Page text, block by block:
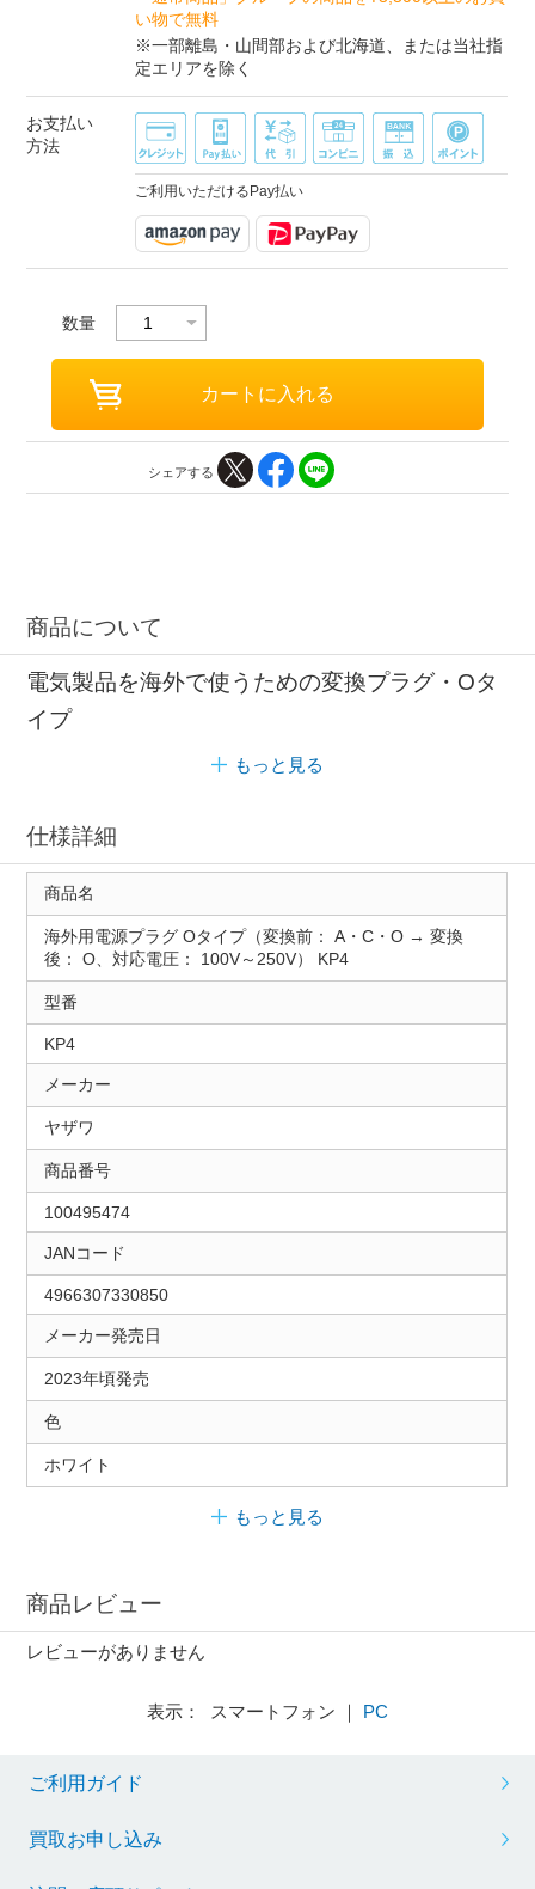
い物で無料
※一部離島・山間部および北海道、または当社指
定エリアを除く
お支払い
方法
ご利用いただけるPay払い
数量
シェアする
商品について
電気製品を海外で使うための変換プラグ・Oタ
イプ
もっと見る
仕様詳細
商品名
海外用電源プラグ Oタイプ（変換前： A・C・O → 変換
後： O、対応電圧： 100V～250V） KP4
型番
KP4
メーカー
ヤザワ
商品番号
100495474
JANコード
4966307330850
メーカー発売日
2023年頃発売
色
ホワイト
もっと見る
商品レビュー
レビューがありません
表示： スマートフォン ｜ PC
ご利用ガイド
買取お申し込み